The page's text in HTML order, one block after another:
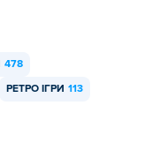
478
РЕТРО ІГРИ 113